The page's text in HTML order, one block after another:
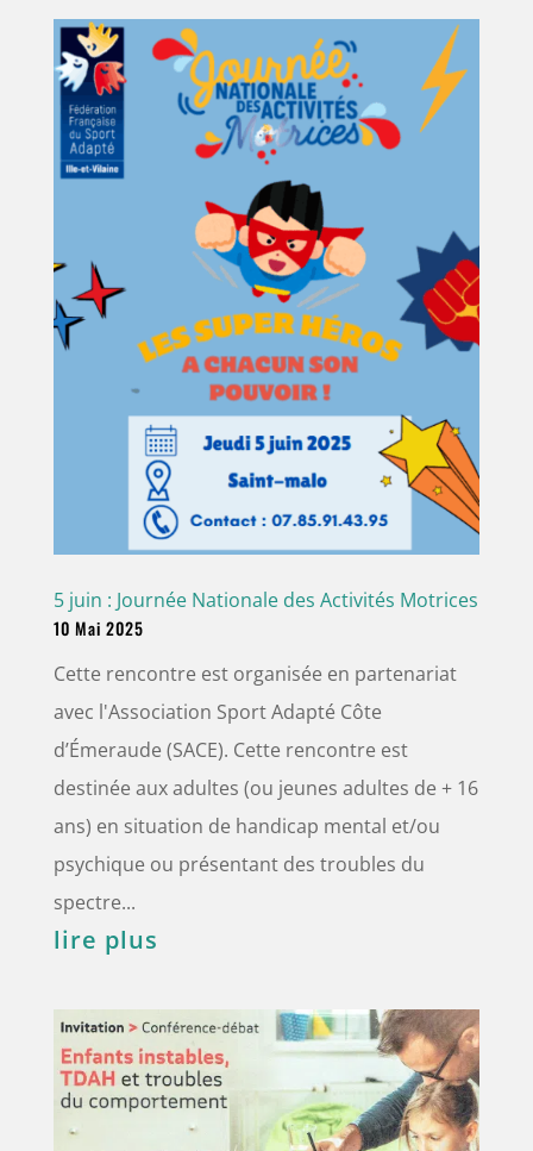
5 juin : Journée Nationale des Activités Motrices
10 Mai 2025
Cette rencontre est organisée en partenariat
avec l'Association Sport Adapté Côte
d’Émeraude (SACE). Cette rencontre est
destinée aux adultes (ou jeunes adultes de + 16
ans) en situation de handicap mental et/ou
psychique ou présentant des troubles du
spectre...
lire plus